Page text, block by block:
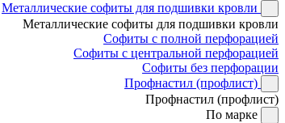
Металлические софиты для подшивки кровли
Металлические софиты для подшивки кровли
Софиты с полной перфорацией
Софиты с центральной перфорацией
Софиты без перфорации
Профнастил (профлист)
Профнастил (профлист)
По марке